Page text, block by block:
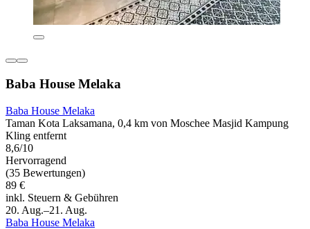
Baba House Melaka
Baba House Melaka
Taman Kota Laksamana, 0,4 km von Moschee Masjid Kampung
Kling entfernt
8,6/10
Hervorragend
(35 Bewertungen)
89 €
inkl. Steuern & Gebühren
20. Aug.–21. Aug.
Baba House Melaka